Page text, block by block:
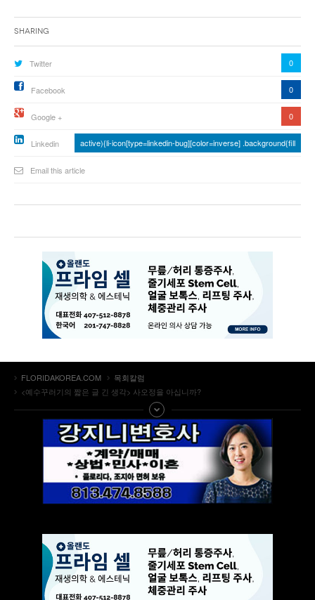
Sharing
Twitter 0
Facebook 0
Google + 0
Linkedin active){li-icon[type=linkedin-bug][color=inverse] .background{fill
Email this article
FLORIDAKOREA.COM
목회칼럼
<예수꾸러기의 짧은 글 긴 생각> 사오정을 아십니까?